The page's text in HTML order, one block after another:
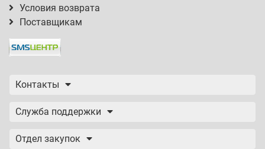
Условия возврата
Поставщикам
Контакты
Служба поддержки
Отдел закупок